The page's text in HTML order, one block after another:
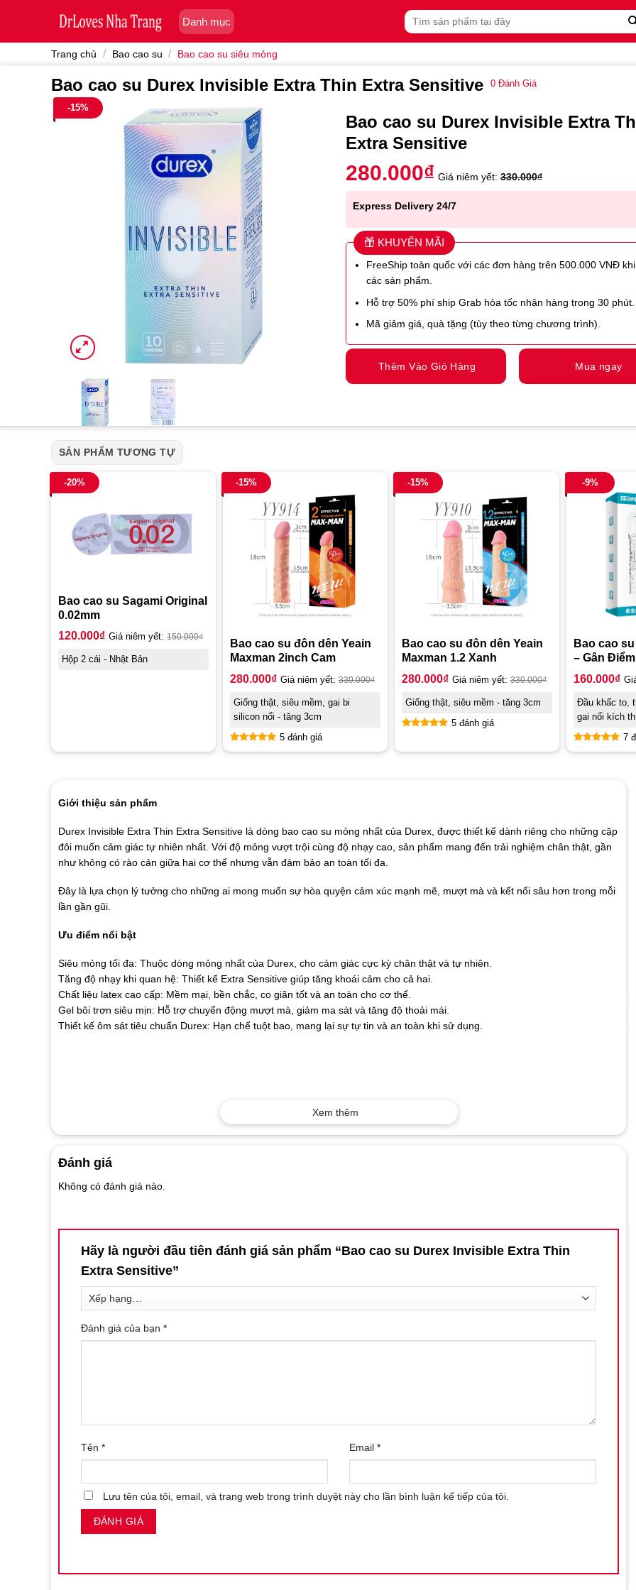
Danh mục
Tìm
kiếm:
Trang chủ / Bao cao su / Bao cao su siêu mỏng
Bao cao su Durex Invisible Extra Thin Extra Sensitive 0 Đánh Giá
-15%
Bao cao su Durex Invisible Extra
Extra Sensitive
280.000₫ Giá niêm yết: 330.000₫
Express Delivery 24/7
KHUYẾN MÃI
FreeShip toàn quốc với các đơn hàng trên 500.000 VNĐ
các sản phẩm.
Hỗ trợ 50% phí ship Grab hỏa tốc nhận hàng trong 30 phút.
Mã giảm giá, quà tặng (tùy theo từng chương trình).
Thêm Vào Giỏ Hàng Mua ngay
SẢN PHẨM TƯƠNG TỰ
-20%
Bao cao su Sagami Original
0.02mm
120.000₫ Giá niêm yết: 150.000₫
Hộp 2 cái - Nhật Bản
-15%
Bao cao su đôn dên Yeain
Maxman 2inch Cam
Được xếp
280.000₫ Giá niêm yết: 330.000₫
Giống thật, siêu mềm, gai bi
silicon nổi - tăng 3cm
5 đánh giá
-15%
Bao cao su đôn dên Yeain
Maxman 1.2 Xanh
hạng4.60
280.000₫ Giá niêm yết: 330.000₫
Giống thật, siêu mềm - tăng 3cm
5 đánh giá
-9%
Bao cao
– Gân
Được xếp
160.000₫
Đầu khấc to,
gai nổi kích
7
Giới thiệu sản phẩm
Durex Invisible Extra Thin Extra Sensitive là dòng bao cao su mỏng nhất của Durex, được thiết kế dành riêng cho những cặp
đôi muốn cảm giác tự nhiên nhất. Với độ mỏng vượt trội cùng độ nhạy cao, sản phẩm mang đến trải nghiệm chân thật, gần
như không có rào cản giữa hai cơ thể nhưng vẫn đảm bảo an toàn tối đa.
Đây là lựa chọn lý tưởng cho những ai mong muốn sự hòa quyện cảm xúc mạnh mẽ, mượt mà và kết nối sâu hơn trong mỗi
lần gần gũi.
Ưu điểm nổi bật
Siêu mỏng tối đa: Thuộc dòng mỏng nhất của Durex, cho cảm giác cực kỳ chân thật và tự nhiên.
Tăng độ nhạy khi quan hệ: Thiết kế Extra Sensitive giúp tăng khoái cảm cho cả hai.
Chất liệu latex cao cấp: Mềm mại, bền chắc, co giãn tốt và an toàn cho cơ thể.
Gel bôi trơn siêu mịn: Hỗ trợ chuyển động mượt mà, giảm ma sát và tăng độ thoải mái.
Thiết kế ôm sát tiêu chuẩn Durex: Hạn chế tuột bao, mang lại sự tự tin và an toàn khi sử dụng.
Xem thêm
Đánh giá
Không có đánh giá nào.
Hãy là người đầu tiên đánh giá sản phẩm “Bao cao su Durex Invisible Extra Thin
Extra Sensitive”
Đánh giá của bạn *
Tên * Email *
Lưu tên của tôi, email, và trang web trong trình duyệt này cho lần bình luận kế tiếp của tôi.